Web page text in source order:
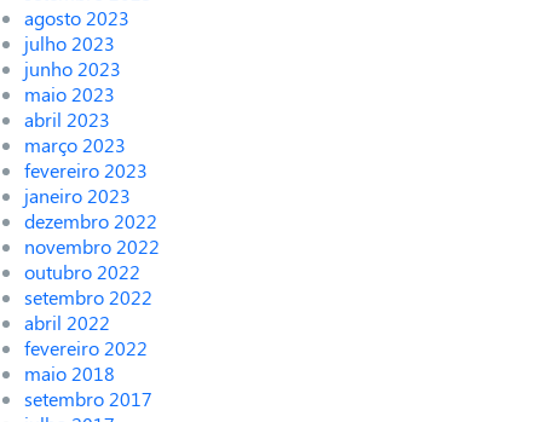
agosto 2023
julho 2023
junho 2023
maio 2023
abril 2023
março 2023
fevereiro 2023
janeiro 2023
dezembro 2022
novembro 2022
outubro 2022
setembro 2022
abril 2022
fevereiro 2022
maio 2018
setembro 2017